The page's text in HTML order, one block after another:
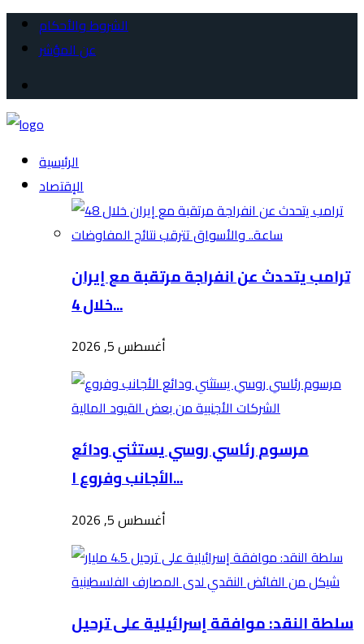
الشروط والأحكام
عن المؤشر
الرئيسية
الإقتصاد
ترامب يتحدث عن انفراجة مرتقبة مع إيران
خلال 4...
أغسطس 5, 2026
مرسوم رئاسي روسي يستثني ودائع
الأجانب وفروع ا...
أغسطس 5, 2026
سلطة النقد: موافقة إسرائيلية على ترحيل